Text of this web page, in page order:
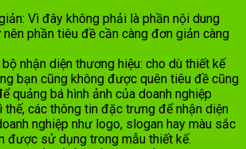
Vì đây không phải là phần nội dung
phần tiêu đề cần càng đơn giản càng
nhận diện thương hiệu: cho dù thiết kế
bạn cũng không được quên tiêu đề cũng
quảng bá hình ảnh của doanh nghiệp
thế, các thông tin đặc trưng để nhận diện
nghiệp như logo, slogan hay màu sắc
được sử dụng trong mẫu thiết kế.